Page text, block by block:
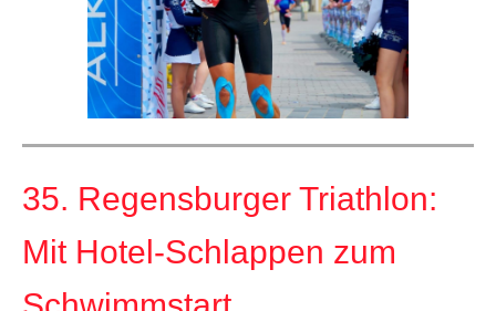
35. Regensburger Triathlon:
Mit Hotel-Schlappen zum